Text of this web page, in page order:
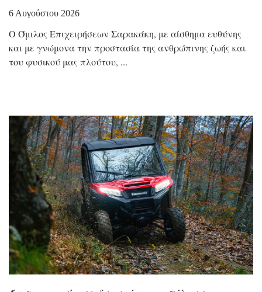
6 Αυγούστου 2026
Ο Όμιλος Επιχειρήσεων Σαρακάκη, με αίσθημα ευθύνης
και με γνώμονα την προστασία της ανθρώπινης ζωής και
του φυσικού μας πλούτου,